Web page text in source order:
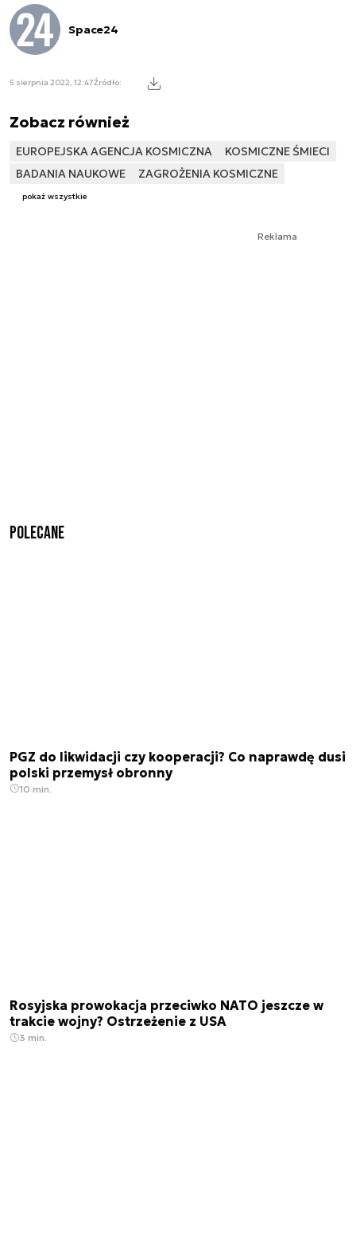
Space24
5 sierpnia 2022, 12:47Źródło:
Zobacz również
EUROPEJSKA AGENCJA KOSMICZNA
KOSMICZNE ŚMIECI
BADANIA NAUKOWE
ZAGROŻENIA KOSMICZNE
pokaż wszystkie
Reklama
Polecane
PGZ do likwidacji czy kooperacji? Co naprawdę dusi
polski przemysł obronny
10 min.
Rosyjska prowokacja przeciwko NATO jeszcze w
trakcie wojny? Ostrzeżenie z USA
3 min.